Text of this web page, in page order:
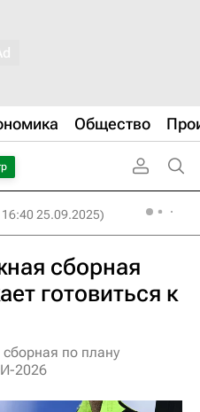
Общество
25.09.2025)
сборная
готовиться к
по плану
2026